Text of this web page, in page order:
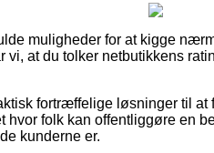
muligheder for at kigge
vi, at du tolker netbutikkens
fortræffelige løsninger til
hvor folk kan offentliggøre en
kunderne er.